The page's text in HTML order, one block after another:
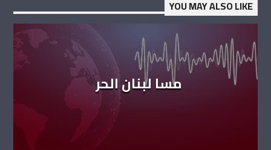
YOU MAY ALSO LIKE
مسا لبنان الحر